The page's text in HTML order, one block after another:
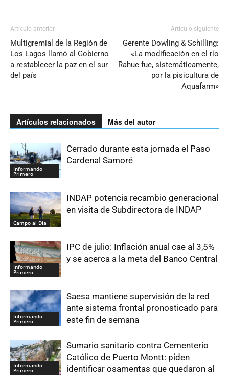
Artículo anterior
Multigremial de la Región de
Los Lagos llamó al Gobierno
a restablecer la paz en el sur
del país
Artículo siguiente
Gerente Dowling & Schilling:
«La modificación en el río
Rahue fue, sistemáticamente,
por la pisicultura de
Aquafarm»
Artículos relacionados Más del autor
Informando
Primero
Cerrado durante esta jornada el Paso
Cardenal Samoré
Campo al Día
INDAP potencia recambio generacional
en visita de Subdirectora de INDAP
Informando
Primero
IPC de julio: Inflación anual cae al 3,5%
y se acerca a la meta del Banco Central
Informando
Primero
Saesa mantiene supervisión de la red
ante sistema frontal pronosticado para
este fin de semana
Informando
Primero
Sumario sanitario contra Cementerio
Católico de Puerto Montt: piden
identificar osamentas que quedaron al